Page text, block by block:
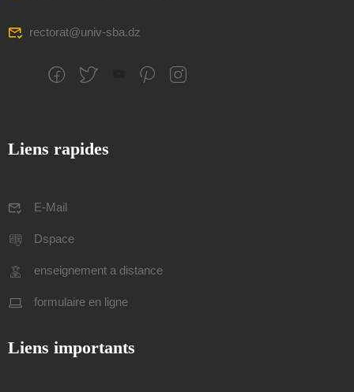
rectorat@univ-sba.dz
Liens rapides
E-Mail
Dspace
enseignement a distance
formulaire en ligne
Liens importants